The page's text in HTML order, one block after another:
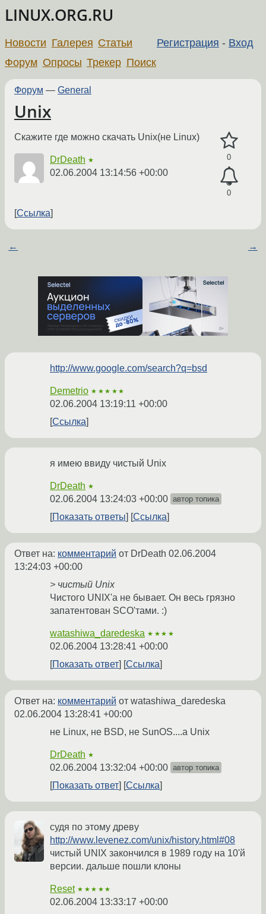
LINUX.ORG.RU
Регистрация - Вход
Новости Галерея Статьи
Форум Опросы Трекер Поиск
Форум — General
Unix
0
0
Скажите где можно скачать Unix(не Linux)
DrDeath ★
02.06.2004 13:14:56 +00:00
Ссылка
← →
http://www.google.com/search?q=bsd
Demetrio ★★★★★
02.06.2004 13:19:11 +00:00
Ссылка
я имею ввиду чистый Unix
DrDeath ★
02.06.2004 13:24:03 +00:00 автор топика
Показать ответы Ссылка
Ответ на: комментарий от DrDeath 02.06.2004
13:24:03 +00:00
> чистый Unix
Чистого UNIX'а не бывает. Он весь грязно
запатентован SCO'тами. :)
watashiwa_daredeska ★★★★
02.06.2004 13:28:41 +00:00
Показать ответ
Ссылка
Ответ на: комментарий от watashiwa_daredeska
02.06.2004 13:28:41 +00:00
не Linux, не BSD, не SunOS....а Unix
DrDeath ★
02.06.2004 13:32:04 +00:00 автор топика
Показать ответ Ссылка
судя по этому древу
http://www.levenez.com/unix/history.html#08
чистый UNIX закончился в 1989 году на 10'й
версии. дальше пошли клоны
Reset ★★★★★
02.06.2004 13:33:17 +00:00